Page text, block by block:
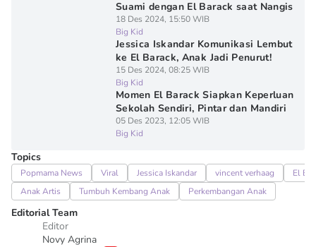
Suami dengan El Barack saat Nangis
18 Des 2024, 15:50 WIB
Big Kid
Jessica Iskandar Komunikasi Lembut
ke El Barack, Anak Jadi Penurut!
15 Des 2024, 08:25 WIB
Big Kid
Momen El Barack Siapkan Keperluan
Sekolah Sendiri, Pintar dan Mandiri
05 Des 2023, 12:05 WIB
Big Kid
Topics
Popmama News Viral Jessica Iskandar vincent verhaag
El
Anak Artis
Tumbuh Kembang Anak Perkembangan Anak
Editorial Team
Editor
Novy Agrina